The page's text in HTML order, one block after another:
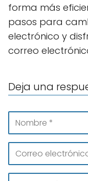
forma más
pasos para
electrónico y
correo
Deja una